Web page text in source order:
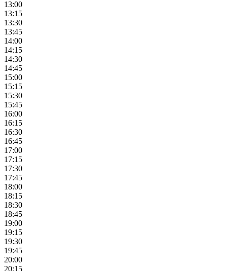
13:00
13:15
13:30
13:45
14:00
14:15
14:30
14:45
15:00
15:15
15:30
15:45
16:00
16:15
16:30
16:45
17:00
17:15
17:30
17:45
18:00
18:15
18:30
18:45
19:00
19:15
19:30
19:45
20:00
20:15